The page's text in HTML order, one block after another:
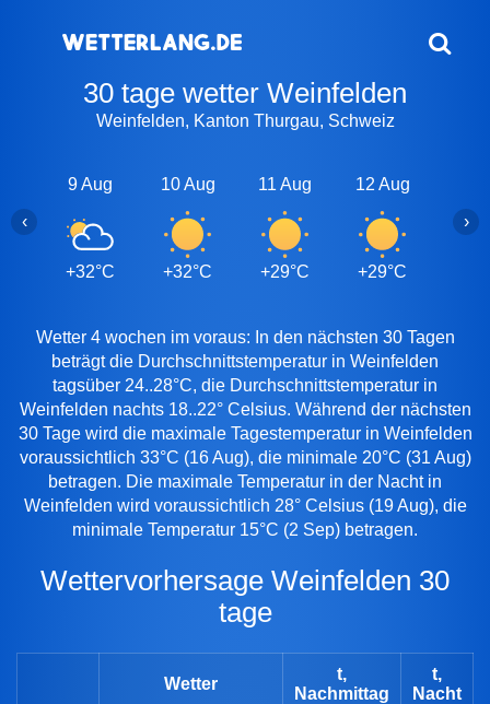
30 tage wetter Weinfelden
Weinfelden, Kanton Thurgau, Schweiz
9 Aug
+32°C
10 Aug
+32°C
11 Aug
+29°C
12 Aug
+29°C
‹ ›
Wetter 4 wochen im voraus: In den nächsten 30 Tagen
beträgt die Durchschnittstemperatur in Weinfelden
tagsüber 24..28°C, die Durchschnittstemperatur in
Weinfelden nachts 18..22° Celsius. Während der nächsten
30 Tage wird die maximale Tagestemperatur in Weinfelden
voraussichtlich 33°C (16 Aug), die minimale 20°C (31 Aug)
betragen. Die maximale Temperatur in der Nacht in
Weinfelden wird voraussichtlich 28° Celsius (19 Aug), die
minimale Temperatur 15°C (2 Sep) betragen.
Wettervorhersage Weinfelden 30
tage
Wetter
t,
Nachmittag
t,
Nacht